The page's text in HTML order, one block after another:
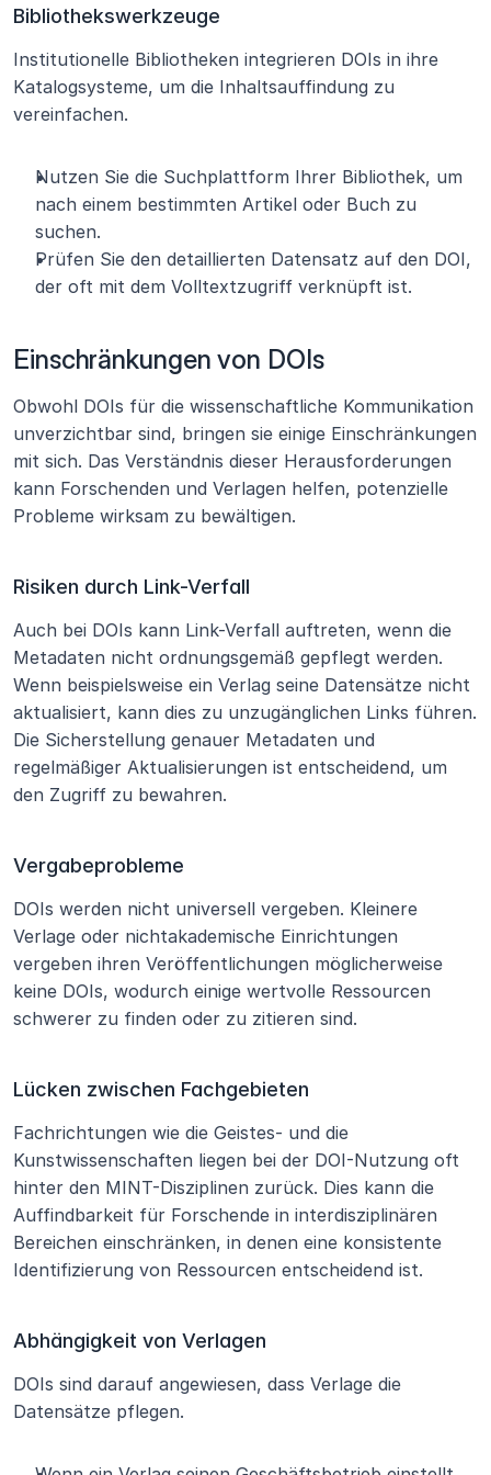
Bibliothekswerkzeuge
Institutionelle Bibliotheken integrieren DOIs in ihre
Katalogsysteme, um die Inhaltsauffindung zu
vereinfachen.
Nutzen Sie die Suchplattform Ihrer Bibliothek, um
nach einem bestimmten Artikel oder Buch zu
suchen.
Prüfen Sie den detaillierten Datensatz auf den DOI,
der oft mit dem Volltextzugriff verknüpft ist.
Einschränkungen von DOIs
Obwohl DOIs für die wissenschaftliche Kommunikation
unverzichtbar sind, bringen sie einige Einschränkungen
mit sich. Das Verständnis dieser Herausforderungen
kann Forschenden und Verlagen helfen, potenzielle
Probleme wirksam zu bewältigen.
Risiken durch Link-Verfall
Auch bei DOIs kann Link-Verfall auftreten, wenn die
Metadaten nicht ordnungsgemäß gepflegt werden.
Wenn beispielsweise ein Verlag seine Datensätze nicht
aktualisiert, kann dies zu unzugänglichen Links führen.
Die Sicherstellung genauer Metadaten und
regelmäßiger Aktualisierungen ist entscheidend, um
den Zugriff zu bewahren.
Vergabeprobleme
DOIs werden nicht universell vergeben. Kleinere
Verlage oder nichtakademische Einrichtungen
vergeben ihren Veröffentlichungen möglicherweise
keine DOIs, wodurch einige wertvolle Ressourcen
schwerer zu finden oder zu zitieren sind.
Lücken zwischen Fachgebieten
Fachrichtungen wie die Geistes- und die
Kunstwissenschaften liegen bei der DOI-Nutzung oft
hinter den MINT-Disziplinen zurück. Dies kann die
Auffindbarkeit für Forschende in interdisziplinären
Bereichen einschränken, in denen eine konsistente
Identifizierung von Ressourcen entscheidend ist.
Abhängigkeit von Verlagen
DOIs sind darauf angewiesen, dass Verlage die
Datensätze pflegen.